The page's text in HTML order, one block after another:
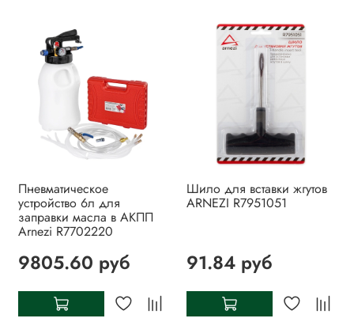
Пневматическое
устройство 6л для
заправки масла в АКПП
Arnezi R7702220
9805.60 руб
Шило для вставки жгутов
ARNEZI R7951051
91.84 руб